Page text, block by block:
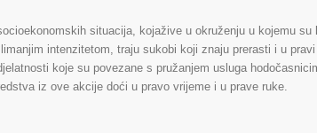
situacija, kojažive u okruženju u kojemu su
intenzitetom, traju sukobi koji znaju prerasti i u
koje su povezane s pružanjem usluga
iz ove akcije doći u pravo vrijeme i u prave ruke.